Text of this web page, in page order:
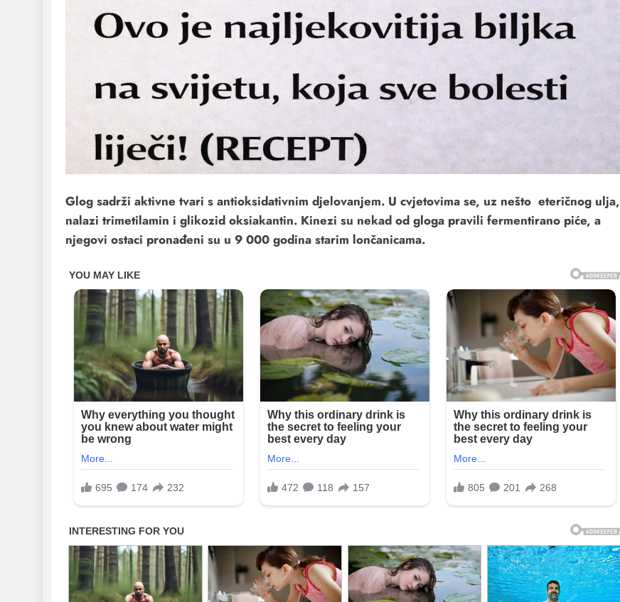
Glog sadrži aktivne tvari s antioksidativnim djelovanjem. U cvjetovima se, uz nešto eteričnog ulja,
nalazi trimetilamin i glikozid oksiakantin. Kinezi su nekad od gloga pravili fermentirano piće, a
njegovi ostaci pronađeni su u 9 000 godina starim lončanicama.